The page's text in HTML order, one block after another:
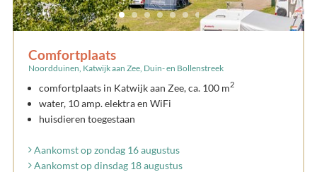
Comfortplaats
Noordduinen, Katwijk aan Zee, Duin- en Bollenstreek
comfortplaats in Katwijk aan Zee, ca. 100 m2
water, 10 amp. elektra en WiFi
huisdieren toegestaan
Aankomst op zondag 16 augustus
Aankomst op dinsdag 18 augustus